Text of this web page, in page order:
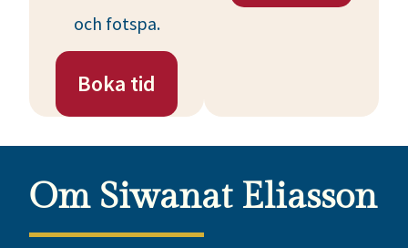
och fotspa.
Boka tid
Om Siwanat Eliasson